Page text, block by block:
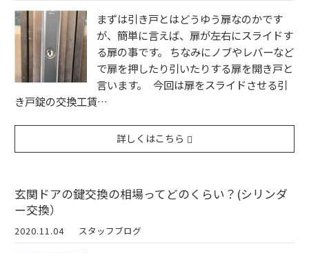
まずは引き戸とはどうゆう扉なのかです
が、簡単に言えば、扉が左右にスライドす
る扉の事です。 ちなみにノブやレバーなど
で扉を押したり引いたりする扉を開き戸と
言います。 今回は扉をスライドさせる引
き戸錠の交換工賃…
詳しくはこちら
玄関ドアの鍵交換の相場ってどのくらい？(シリンダ
ー交換）
2020.11.04 スタッフブログ